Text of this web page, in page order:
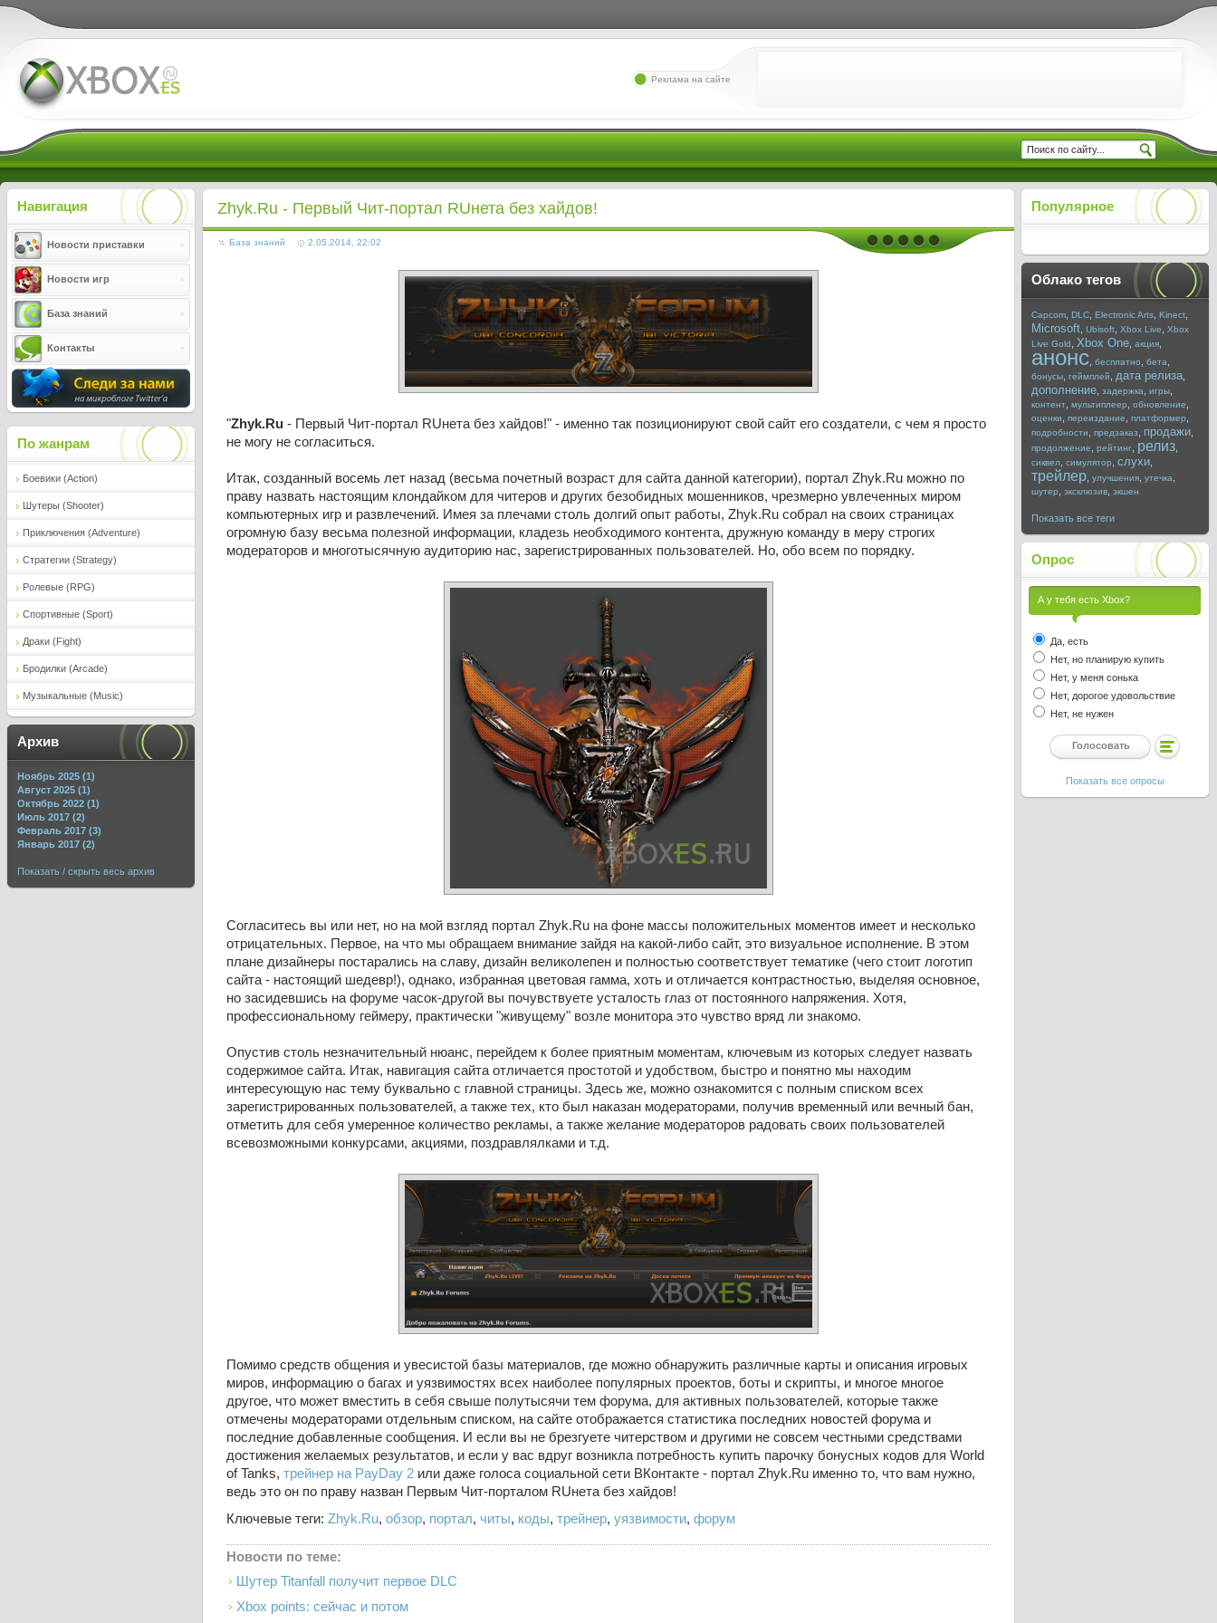
Реклама на сайте
Zhyk.Ru - Первый Чит-портал RUнета без хайдов!
База знаний 2.05.2014, 22:02
"Zhyk.Ru - Первый Чит-портал RUнета без хайдов!" - именно так позиционируют свой сайт его создатели, с чем я просто
не могу не согласиться.
Итак, созданный восемь лет назад (весьма почетный возраст для сайта данной категории), портал Zhyk.Ru можно по
праву назвать настоящим клондайком для читеров и других безобидных мошенников, чрезмерно увлеченных миром
компьютерных игр и развлечений. Имея за плечами столь долгий опыт работы, Zhyk.Ru собрал на своих страницах
огромную базу весьма полезной информации, кладезь необходимого контента, дружную команду в меру строгих
модераторов и многотысячную аудиторию нас, зарегистрированных пользователей. Но, обо всем по порядку.
Согласитесь вы или нет, но на мой взгляд портал Zhyk.Ru на фоне массы положительных моментов имеет и несколько
отрицательных. Первое, на что мы обращаем внимание зайдя на какой-либо сайт, это визуальное исполнение. В этом
плане дизайнеры постарались на славу, дизайн великолепен и полностью соответствует тематике (чего стоит логотип
сайта - настоящий шедевр!), однако, избранная цветовая гамма, хоть и отличается контрастностью, выделяя основное,
но засидевшись на форуме часок-другой вы почувствуете усталость глаз от постоянного напряжения. Хотя,
профессиональному геймеру, практически "живущему" возле монитора это чувство вряд ли знакомо.
Опустив столь незначительный нюанс, перейдем к более приятным моментам, ключевым из которых следует назвать
содержимое сайта. Итак, навигация сайта отличается простотой и удобством, быстро и понятно мы находим
интересующую нас тему буквально с главной страницы. Здесь же, можно ознакомится с полным списком всех
зарегистрированных пользователей, а также тех, кто был наказан модераторами, получив временный или вечный бан,
отметить для себя умеренное количество рекламы, а также желание модераторов радовать своих пользователей
всевозможными конкурсами, акциями, поздравлялками и т.д.
Помимо средств общения и увесистой базы материалов, где можно обнаружить различные карты и описания игровых
миров, информацию о багах и уязвимостях всех наиболее популярных проектов, боты и скрипты, и многое многое
другое, что может вместить в себя свыше полутысячи тем форума, для активных пользователей, которые также
отмечены модераторами отдельным списком, на сайте отображается статистика последних новостей форума и
последние добавленные сообщения. И если вы не брезгуете читерством и другими не совсем честными средствами
достижения желаемых результатов, и если у вас вдруг возникла потребность купить парочку бонусных кодов для World
of Tanks, трейнер на PayDay 2 или даже голоса социальной сети ВКонтакте - портал Zhyk.Ru именно то, что вам нужно,
ведь это он по праву назван Первым Чит-порталом RUнета без хайдов!
Ключевые теги: Zhyk.Ru, обзор, портал, читы, коды, трейнер, уязвимости, форум
Новости по теме:
Шутер Titanfall получит первое DLC
Xbox points: сейчас и потом
Популярное
Облако тегов
Capcom DLC Electronic Arts Kinect
Microsoft Ubisoft Xbox Live
Xbox
Live Gold
Xbox One акция
анонс бесплатно бета
бонусы геймплей дата релиза
дополнение задержка игры
контент мультиплеер обновление
оценки переиздание платформер
подробности предзаказ продажи
продолжение рейтинг релиз
сиквел симулятор слухи
трейлер улучшения утечка
шутер эксклюзив экшен
Показать все теги
Опрос
А у тебя есть Xbox?
Да, есть
Нет, но планирую купить
Нет, у меня сонька
Нет, дорогое удовольствие
Нет, не нужен
Показать все опросы
Навигация
Новости приставки
Новости игр
База знаний
Контакты
По жанрам
Боевики (Action)
Шутеры (Shooter)
Приключения (Adventure)
Стратегии (Strategy)
Ролевые (RPG)
Спортивные (Sport)
Драки (Fight)
Бродилки (Arcade)
Музыкальные (Music)
Архив
Ноябрь 2025 (1)
Август 2025 (1)
Октябрь 2022 (1)
Июль 2017 (2)
Февраль 2017 (3)
Январь 2017 (2)
Показать / скрыть весь архив